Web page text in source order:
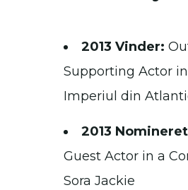
2013 Vinder:
Supporting Actor
Imperiul din
2013
Guest Actor in a
Sora Jackie